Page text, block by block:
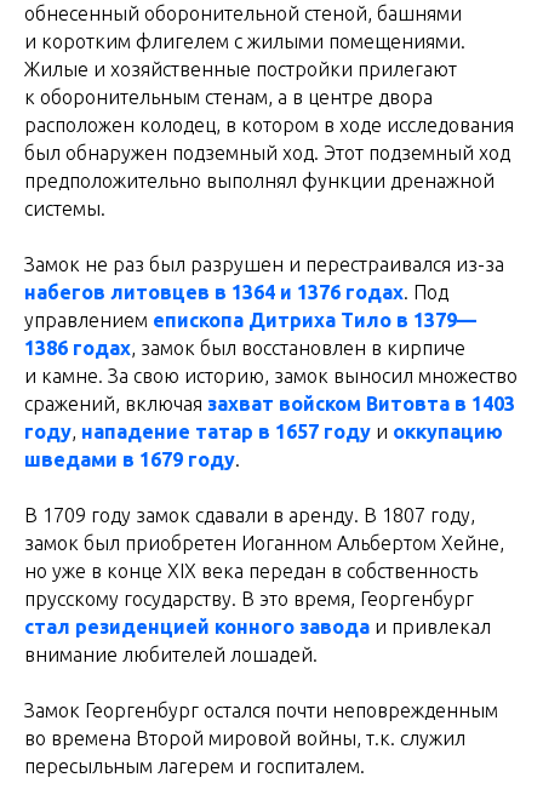
обнесенный оборонительной стеной, башнями
и коротким флигелем с жилыми помещениями.
Жилые и хозяйственные постройки прилегают
к оборонительным стенам, а в центре двора
расположен колодец, в котором в ходе исследования
был обнаружен подземный ход. Этот подземный ход
предположительно выполнял функции дренажной
системы.
Замок не раз был разрушен и перестраивался из-за
набегов литовцев в 1364 и 1376 годах . Под
управлением епископа Дитриха Тило в 1379—
1386 годах , замок был восстановлен в кирпиче
и камне. За свою историю, замок выносил множество
сражений, включая захват войском Витовта в 1403
году нападение татар в 1657 году и оккупацию
шведами в 1679 году
В 1709 году замок сдавали в аренду. В 1807 году,
замок был приобретен Иоганном Альбертом Хейне,
но уже в конце XIX века передан в собственность
прусскому государству. В это время, Георгенбург
стал резиденцией конного завода и привлекал
внимание любителей лошадей.
Замок Георгенбург остался почти неповрежденным
во времена Второй мировой войны, т.к. служил
пересыльным лагерем и госпиталем.